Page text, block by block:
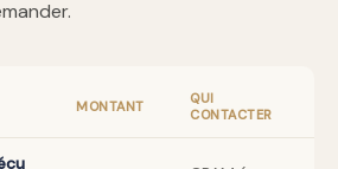
MONTANT
QUI
CONTACTER